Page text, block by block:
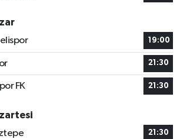
19:00
21:30
FK 21:30
21:30